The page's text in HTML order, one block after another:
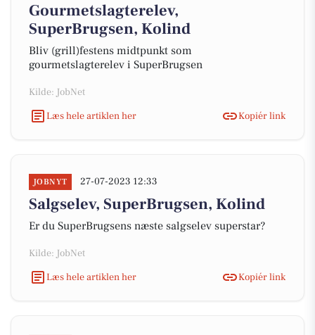
Gourmetslagterelev,
SuperBrugsen, Kolind
Bliv (grill)festens midtpunkt som
gourmetslagterelev i SuperBrugsen
Kilde: JobNet
Læs hele artiklen her
Kopiér link
JOBNYT 27-07-2023 12:33
Salgselev, SuperBrugsen, Kolind
Er du SuperBrugsens næste salgselev superstar?
Kilde: JobNet
Læs hele artiklen her
Kopiér link